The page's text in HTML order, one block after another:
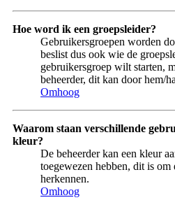
Hoe word ik een groepsleider?
Gebruikersgroepen worden
beslist dus ook wie de
gebruikersgroep wilt starten,
beheerder, dit kan door hem/
Omhoog
Waarom staan verschillende
kleur?
De beheerder kan een kleur
toegewezen hebben, dit is
herkennen.
Omhoog